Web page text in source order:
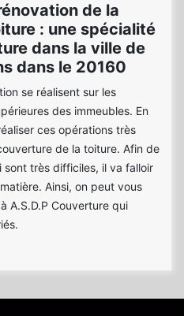
de la
: une spécialité
dans la ville de
dans le 20160
se réalisent sur les
des immeubles. En
ces opérations très
de la toiture. Afin de
sont très difficiles, il va falloir
Ainsi, on peut vous
A.S.D.P Couverture qui